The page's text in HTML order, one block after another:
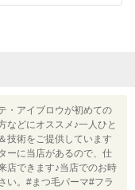
・アイブロウが初めての
などにオススメ♪一人ひと
技術をご提供しています
ーに当店があるので、仕
店できます♪当店でのお時
い。#まつ毛パーマ#フラ